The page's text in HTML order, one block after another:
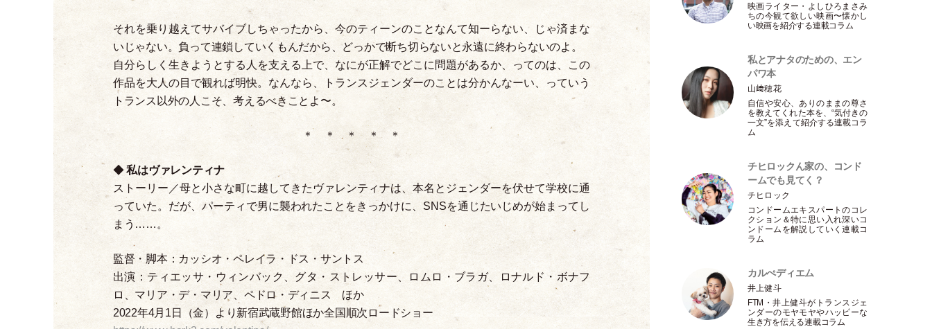
それを乗り越えてサバイブしちゃったから、今のティーンのことなんて知ーらない、じゃ済まな
いじゃない。負って連鎖していくもんだから、どっかで断ち切らないと永遠に終わらないのよ。
自分らしく生きようとする人を支える上で、なにが正解でどこに問題があるか、ってのは、この
作品を大人の目で観れば明快。なんなら、トランスジェンダーのことは分かんなーい、っていう
トランス以外の人こそ、考えるべきことよ〜。
＊ ＊ ＊ ＊ ＊
◆私はヴァレンティナ
ストーリー／母と小さな町に越してきたヴァレンティナは、本名とジェンダーを伏せて学校に通
っていた。だが、パーティで男に襲われたことをきっかけに、SNSを通じたいじめが始まってし
まう……。
監督 ・ 脚本：カッシオ ・ペレイラ ・ ドス ・ サントス
出演：ティエッサ・ ウィンバック、グタ ・ ストレッサー、ロムロ ・ ブラガ、ロナルド ・ ボナフ
ロ、マリア ・ デ・マリア、ペドロ・ ディニス ほか
2022年4月1日
（金）
より新宿武蔵野館ほか全国順次ロードショー
映画ライター ・ よしひろまさみ
ちの今観て欲しい映画〜懐かし
い映画を紹介する連載コラム
私とアナタのための、エン
パワ本
山﨑穂花
自信や安心、ありのままの尊さ
を教えてくれた本を、“気付きの
一文”を添えて紹介する連載コラ
ム
チヒロックん家の、コンド
ームでも見てく？
チヒロック
コンドームエキスパートのコレ
クション＆特に思い入れ深いコ
ンドームを解説していく連載コ
ラム
カルぺディエム
井上健斗
FTM ・井上健斗がトランスジェ
ンダーのモヤモヤやハッピーな
生き方を伝える連載コラム